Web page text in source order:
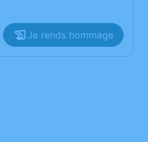
Je rends hommage